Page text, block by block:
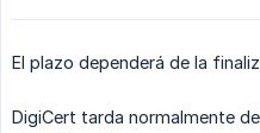
El plazo dependerá de la
DigiCert tarda normalmente